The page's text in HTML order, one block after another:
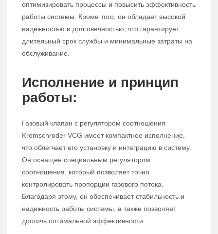
оптимизировать процессы и повысить эффективность
работы системы. Кроме того, он обладает высокой
надежностью и долговечностью, что гарантирует
длительный срок службы и минимальные затраты на
обслуживание.
Исполнение и принцип
работы:
Газовый клапан с регулятором соотношения
Kromschroder VCG имеет компактное исполнение,
что облегчает его установку и интеграцию в систему.
Он оснащен специальным регулятором
соотношения, который позволяет точно
контролировать пропорции газового потока.
Благодаря этому, он обеспечивает стабильность и
надежность работы системы, а также позволяет
достичь оптимальной эффективности.